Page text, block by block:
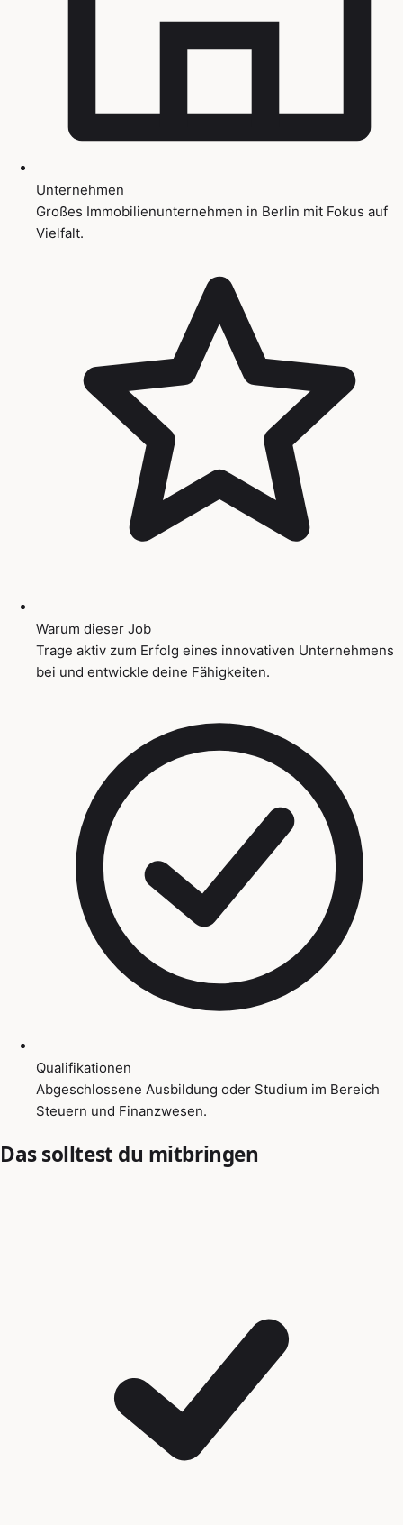
Unternehmen
Großes Immobilienunternehmen in Berlin mit Fokus auf
Vielfalt.
Warum dieser Job
Trage aktiv zum Erfolg eines innovativen Unternehmens
bei und entwickle deine Fähigkeiten.
Qualifikationen
Abgeschlossene Ausbildung oder Studium im Bereich
Steuern und Finanzwesen.
Das solltest du mitbringen